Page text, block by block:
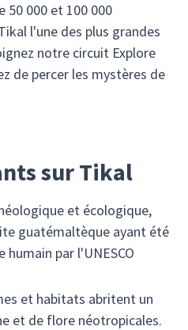
000 et 100 000
l'une des plus grandes
notre circuit Explore
de percer les mystères de
sur Tikal
et écologique,
guatémaltèque ayant été
par l'UNESCO
et habitats abritent un
et de flore néotropicales.